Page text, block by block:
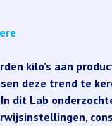
kilo’s aan
deze trend te
dit Lab